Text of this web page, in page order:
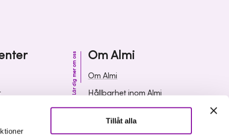
Tillåt alla
Om Almi
Lär dig mer om oss
Om Almi
Hållbarhet inom Almi
Organisation